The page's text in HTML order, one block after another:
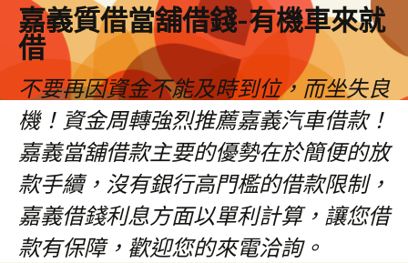
嘉義質借當舖借錢-有機車來就
借
不要再因資金不能及時到位，而坐失良
機！資金周轉強烈推薦嘉義汽車借款！
嘉義當舖借款主要的優勢在於簡便的放
款手續，沒有銀行高門檻的借款限制，
嘉義借錢利息方面以單利計算，讓您借
款有保障，歡迎您的來電洽詢。